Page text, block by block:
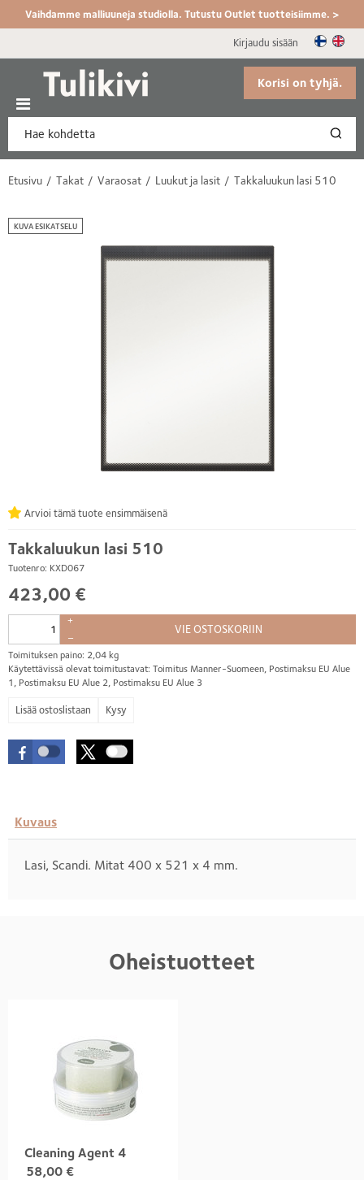
Vaihdamme malliuuneja studiolla. Tutustu Outlet tuotteisiimme. >
Kirjaudu sisään
Korisi on tyhjä.
Etusivu Takat Varaosat Luukut ja lasit Takkaluukun lasi 510
Takkaluukun lasi 510
Tuotenro: KXD067
Arvioi tämä tuote ensimmäisenä
423,00 €
Toimituksen paino: 2,04 kg
+
–
VIE OSTOSKORIIN
Käytettävissä olevat toimitustavat: Toimitus Manner-Suomeen, Postimaksu EU Alue
1, Postimaksu EU Alue 2, Postimaksu EU Alue 3
Kysy
KUVA ESIKATSELU
Kuvaus
Lasi, Scandi. Mitat 400 x 521 x 4 mm.
Oheistuotteet
Cleaning Agent 4
58,00 €